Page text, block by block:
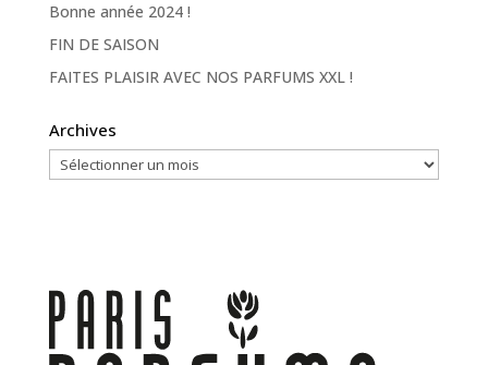
Bonne année 2024 !
FIN DE SAISON
FAITES PLAISIR AVEC NOS PARFUMS XXL !
Archives
Archives